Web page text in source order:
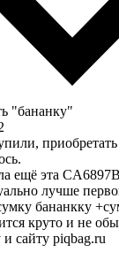
"бананку"
приобретать
ещё эта
лучше
бананкку
круто и не
сайту piqbag.ru